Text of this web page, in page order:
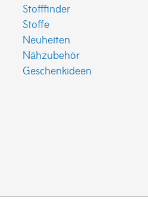
Stofffinder
Stoffe
Neuheiten
Nähzubehör
Geschenkideen